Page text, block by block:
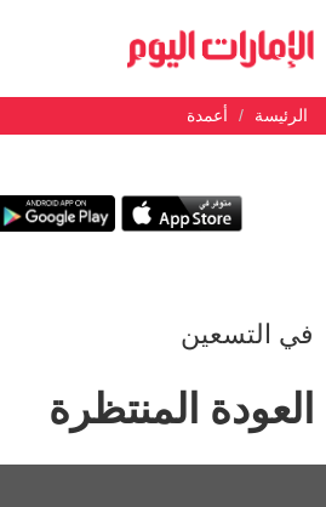
الرئيسة أعمدة
في التسعين
العودة المنتظرة